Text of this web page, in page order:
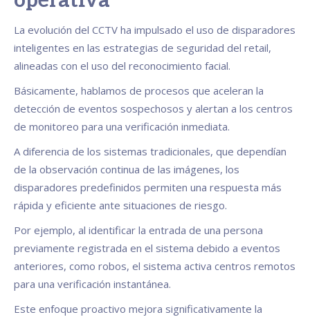
La evolución del CCTV ha impulsado el uso de disparadores
inteligentes en las estrategias de seguridad del retail,
alineadas con el uso del reconocimiento facial.
Básicamente, hablamos de procesos que aceleran la
detección de eventos sospechosos y alertan a los centros
de monitoreo para una verificación inmediata.
A diferencia de los sistemas tradicionales, que dependían
de la observación continua de las imágenes, los
disparadores predefinidos permiten una respuesta más
rápida y eficiente ante situaciones de riesgo.
Por ejemplo, al identificar la entrada de una persona
previamente registrada en el sistema debido a eventos
anteriores, como robos, el sistema activa centros remotos
para una verificación instantánea.
Este enfoque proactivo mejora significativamente la